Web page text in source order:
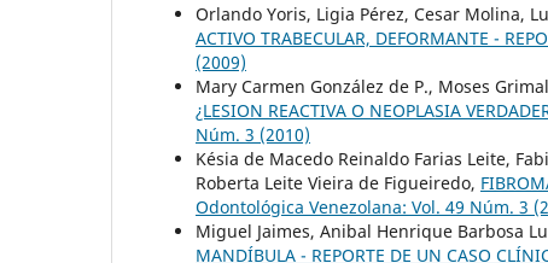
Orlando Yoris, Ligia Pérez, Cesar Molina,
ACTIVO TRABECULAR, DEFORMANTE -
(2009)
Mary Carmen González de P., Moses
¿LESION REACTIVA O NEOPLASIA
Núm. 3 (2010)
Késia de Macedo Reinaldo Farias Leite,
Roberta Leite Vieira de Figueiredo,
Odontológica Venezolana: Vol. 49 Núm. 3
Miguel Jaimes, Anibal Henrique Barbosa
MANDÍBULA - REPORTE DE UN CASO